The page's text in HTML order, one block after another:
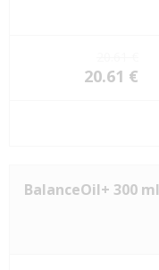
20.61 €
BalanceOil+ 300 ml